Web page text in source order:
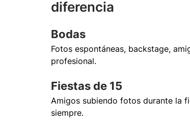
diferencia
Bodas
Fotos espontáneas, backstage,
profesional.
Fiestas de 15
Amigos subiendo fotos durante la
siempre.